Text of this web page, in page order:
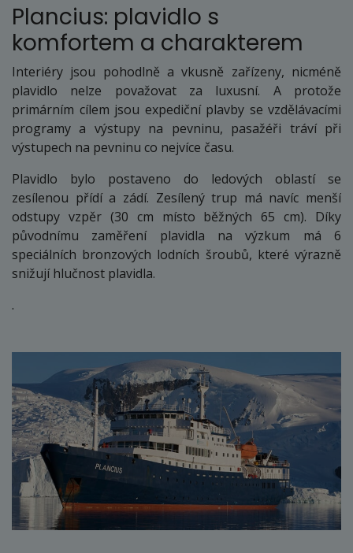
Plancius: plavidlo s
komfortem a charakterem
Interiéry jsou pohodlně a vkusně zařízeny, nicméně
plavidlo nelze považovat za luxusní. A protože
primárním cílem jsou expediční plavby se vzdělávacími
programy a výstupy na pevninu, pasažéři tráví při
výstupech na pevninu co nejvíce času.
Plavidlo bylo postaveno do ledových oblastí se
zesílenou přídí a zádí. Zesílený trup má navíc menší
odstupy vzpěr (30 cm místo běžných 65 cm). Díky
původnímu zaměření plavidla na výzkum má 6
speciálních bronzových lodních šroubů, které výrazně
snižují hlučnost plavidla.
.